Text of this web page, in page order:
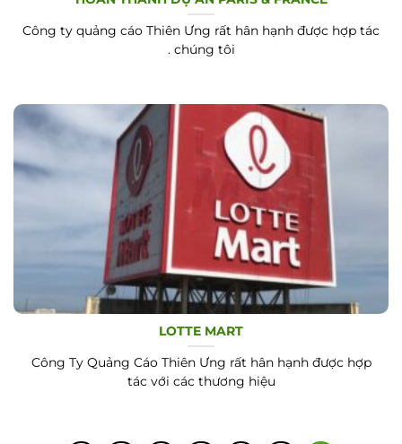
Công ty quảng cáo Thiên Ưng rất hân hạnh được hợp tác
. chúng tôi
LOTTE MART
Công Ty Quảng Cáo Thiên Ưng rất hân hạnh được hợp
tác với các thương hiệu